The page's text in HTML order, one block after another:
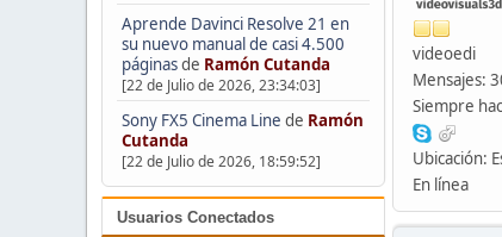
Aprende Davinci Resolve 21 en
su nuevo manual de casi 4.500
páginasde Ramón Cutanda
[22 de Julio de 2026, 23:34:03]
Sony FX5 Cinema Line de Ramón
Cutanda
[22 de Julio de 2026, 18:59:52]
Usuarios Conectados
videoedi
Mensajes:
Siempre
Ubicación:
En línea